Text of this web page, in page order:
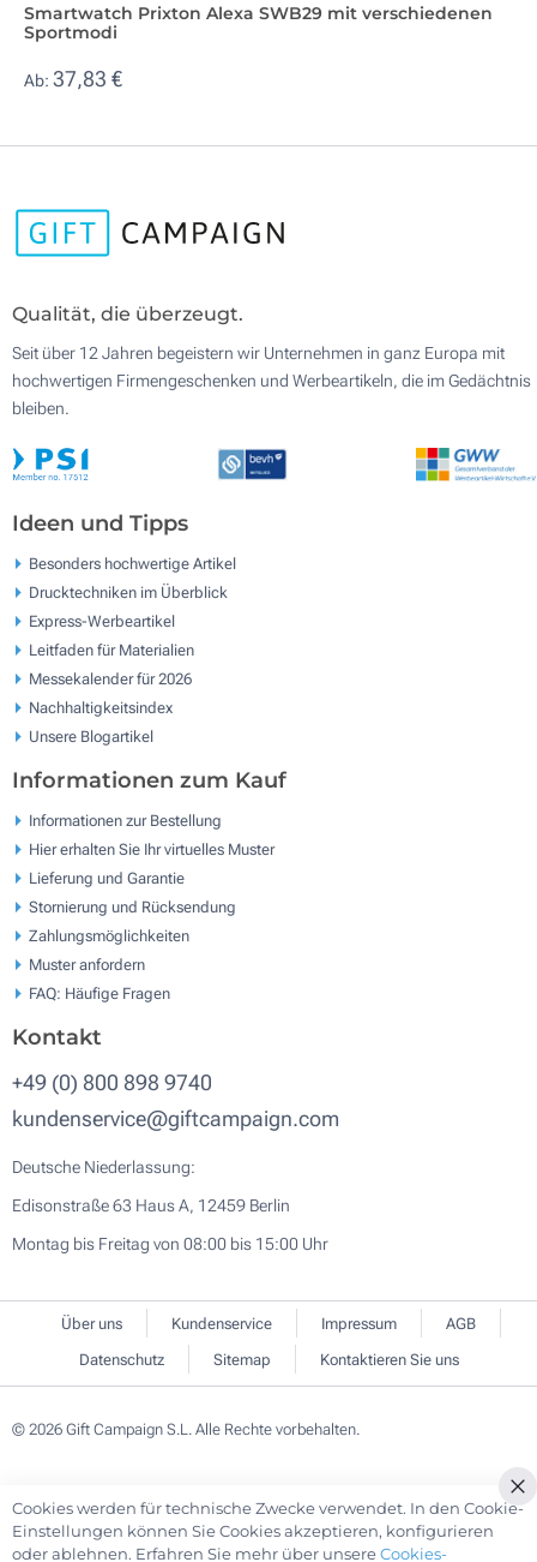
Smartwatch Prixton Alexa SWB29 mit verschiedenen
Sportmodi
Ab: 37,83 €
Qualität, die überzeugt.
Seit über 12 Jahren begeistern wir Unternehmen in ganz Europa mit
hochwertigen Firmengeschenken und Werbeartikeln, die im Gedächtnis
bleiben.
Ideen und Tipps
Besonders hochwertige Artikel
Drucktechniken im Überblick
Express-Werbeartikel
Leitfaden für Materialien
Messekalender für 2026
Nachhaltigkeitsindex
Unsere Blogartikel
Informationen zum Kauf
Informationen zur Bestellung
Hier erhalten Sie Ihr virtuelles Muster
Lieferung und Garantie
Stornierung und Rücksendung
Zahlungsmöglichkeiten
Muster anfordern
FAQ: Häufige Fragen
Kontakt
+49 (0) 800 898 9740
kundenservice@giftcampaign.com
Deutsche Niederlassung:
Edisonstraße 63 Haus A, 12459 Berlin
Montag bis Freitag von 08:00 bis 15:00 Uhr
Über uns Kundenservice Impressum
AGB
Datenschutz
Sitemap Kontaktieren Sie uns
© 2026 Gift Campaign S.L. Alle Rechte vorbehalten.
Cookies werden für technische Zwecke verwendet. In den Cookie-
Einstellungen können Sie Cookies akzeptieren, konfigurieren
oder ablehnen. Erfahren Sie mehr über unsereCookies-